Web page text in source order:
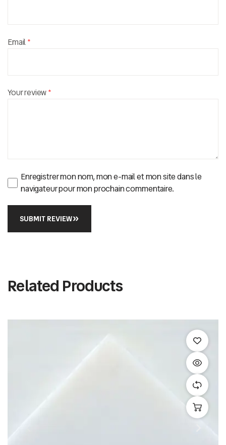
Your review*
Email*
Enregistrer mon nom, mon e-mail et mon site dans le
navigateur pour mon prochain commentaire.
SUBMIT REVIEW
Related Products